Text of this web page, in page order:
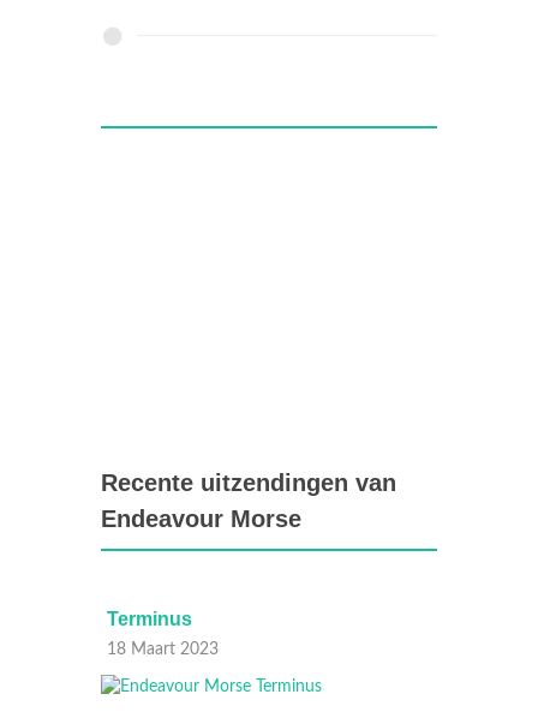
Recente uitzendingen van
Endeavour Morse
Terminus
18 Maart 2023